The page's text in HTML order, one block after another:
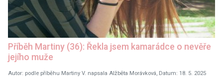
Příběh Martiny (36): Řekla jsem kamarádce o nevěře
jejího muže
Autor: podle příběhu Martiny V. napsala Alžběta Morávková, Datum: 18. 5. 2025